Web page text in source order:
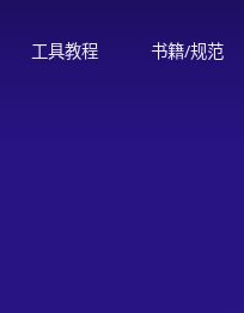
工具教程 书籍/规范